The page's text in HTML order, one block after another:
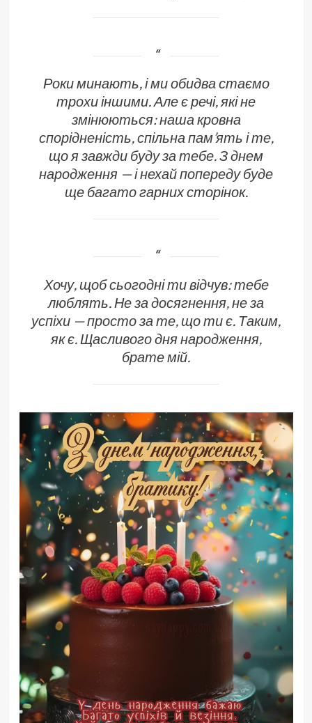
Роки минають, і ми обидва стаємо
трохи іншими. Але є речі, які не
змінюються: наша кровна
спорідненість, спільна пам’ять і те,
що я завжди буду за тебе. З днем
народження — і нехай попереду буде
ще багато гарних сторінок.
Хочу, щоб сьогодні ти відчув: тебе
люблять. Не за досягнення, не за
успіхи — просто за те, що ти є. Таким,
як є. Щасливого дня народження,
брате мій.